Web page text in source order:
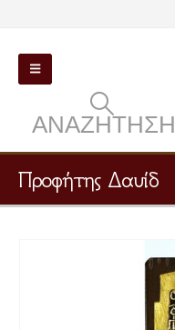
ΑΝΑΖΉΤΗΣΗ
Προφήτης Δαυίδ